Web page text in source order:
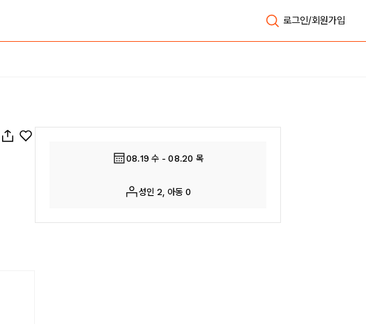
로그인/회원가입
08.19 수 - 08.20 목
성인 2, 아동 0